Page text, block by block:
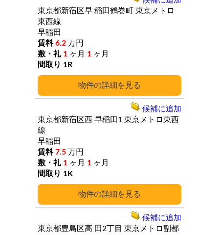
詳細
東京都新宿区早 稲田鶴巻町 東京メトロ
東西線
早稲田
6.2 万円
1 ヶ月 1 ヶ月
1R
詳細
東京都新宿区西 早稲田1 東京メトロ東西
線
早稲田
7.5 万円
1 ヶ月 1 ヶ月
1K
候補に追加
東京都豊島区高 田2丁目 東京メトロ副都
候補に追加